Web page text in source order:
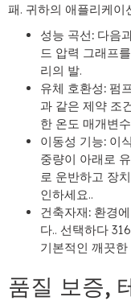
패. 귀하의 애플리케이
성능 곡선: 다음
드 압력 그래프
리의 발.
유체 호환성: 펌
과 같은 제약 조
한 온도 매개변
이동성 기능: 이
중량이 아래로
로 운반하고 장
인하세요..
건축자재: 환경
다.. 선택하다
기본적인 깨끗
품질 보증,